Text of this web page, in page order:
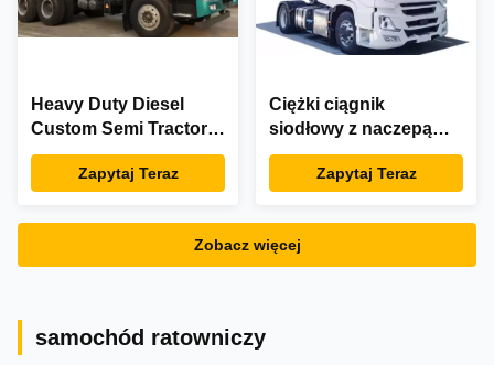
Heavy Duty Diesel
Custom Semi Tractors
Trailer 80 km / h do
transportuZapytaj Teraz
Ciężki ciągnik
siodłowy z naczepą
F3000 380 KM do
transportuZapytaj Teraz
Zobacz więcej
samochód ratowniczy